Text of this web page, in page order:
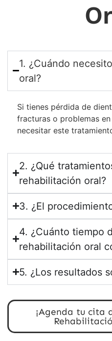
1. ¿Cuándo
oral?
Si tienes pérdida de
fracturas o problemas
necesitar este
2. ¿Qué
rehabilitación oral?
3. ¿El
4. ¿Cuánto tiempo
rehabilitación oral
5. ¿Los resultados
¡Agenda tu cita